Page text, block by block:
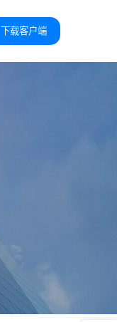
下载客户端